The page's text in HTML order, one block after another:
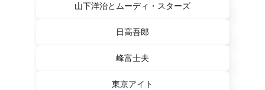
山下洋治とムーディ・スターズ
日高吾郎
峰富士夫
東京アイト